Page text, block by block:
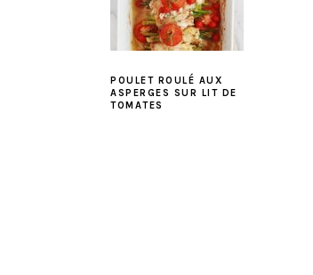
POULET ROULÉ AUX
ASPERGES SUR LIT DE
TOMATES